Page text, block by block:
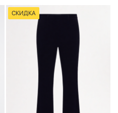
СКИДКА